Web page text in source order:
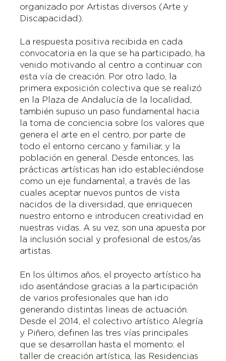
organizado por Artistas diversos (Arte y
Discapacidad).
La respuesta positiva recibida en cada
convocatoria en la que se ha participado, ha
venido motivando al centro a continuar con
esta vía de creación. Por otro lado, la
primera exposición colectiva que se realizó
en la Plaza de Andalucía de la localidad,
también supuso un paso fundamental hacia
la toma de conciencia sobre los valores que
genera el arte en el centro, por parte de
todo el entorno cercano y familiar, y la
población en general. Desde entonces, las
prácticas artísticas han ido estableciéndose
como un eje fundamental, a través de las
cuales aceptar nuevos puntos de vista
nacidos de la diversidad, que enriquecen
nuestro entorno e introducen creatividad en
nuestras vidas. A su vez, son una apuesta por
la inclusión social y profesional de estos/as
artistas.
En los últimos años, el proyecto artístico ha
ido asentándose gracias a la participación
de varios profesionales que han ido
generando distintas lineas de actuación.
Desde el 2014, el colectivo artístico Alegría
y Piñero, definen las tres vías principales
que se desarrollan hasta el momento: el
taller de creación artística, las Residencias